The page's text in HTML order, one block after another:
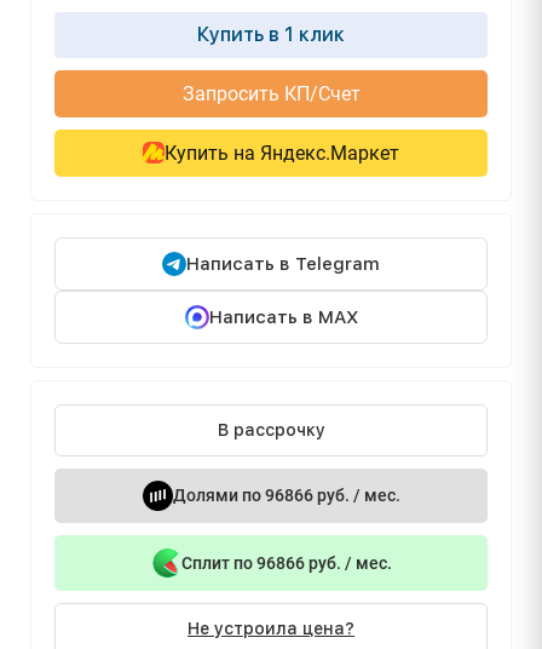
Купить в 1 клик
Запросить КП/Счет
Купить на Яндекс.Маркет
Написать в Telegram
Написать в MAX
В рассрочку
Долями по 96866 руб. / мес.
Сплит по 96866 руб. / мес.
Не устроила цена?